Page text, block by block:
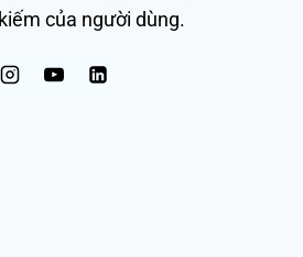
của người dùng.